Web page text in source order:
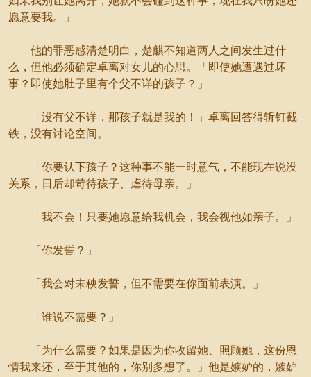
愿意要我。」
他的罪恶感清楚明白，楚麒不知道两人之间发生过什
么，但他必须确定卓离对女儿的心思。「即使她遭遇过坏
事？即使她肚子里有个父不详的孩子？」
「没有父不详，那孩子就是我的！」卓离回答得斩钉截
铁，没有讨论空间。
「你要认下孩子？这种事不能一时意气，不能现在说没
关系，日后却苛待孩子、虐待母亲。」
「我不会！只要她愿意给我机会，我会视他如亲子。」
「你发誓？」
「我会对未秧发誓，但不需要在你面前表演。」
「谁说不需要？」
「为什么需要？如果是因为你收留她、照顾她，这份恩
情我来还，至于其他的，你别多想了。」他是嫉妒的，嫉妒